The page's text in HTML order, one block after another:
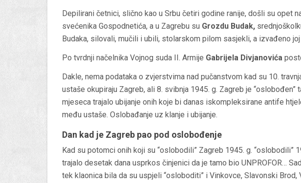
Depilirani četnici, slično kao u Srbu četiri godine ranije, došli su opet
svećenika Gospodnetića, a u Zagrebu su Grozdu Budak,
Budaka, silovali, mučili i ubili, stolarskom pilom sasjekli, a izvađeno
Po tvrdnji načelnika Vojnog suda II. Armije Gabrijela Divjanovića
Dakle, nema podataka o zvjerstvima nad pučanstvom kad su 10.
ustaše okupiraju Zagreb, ali 8. svibnja 1945. g. Zagreb je “oslobođen”
mjeseca trajalo ubijanje onih koje bi danas iskompleksirane antife
među ustaše. Oslobađanje uz klanje i ubijanje.
Dan kad je Zagreb pao pod oslobođenje
Kad su potomci onih koji su “oslobodili” Zagreb 1945. g. “oslobodili”
trajalo desetak dana usprkos činjenici da je tamo bio UNPROFOR…
tek klaonica bila da su uspjeli “osloboditi” i Vinkovce, Slavonski Brod,